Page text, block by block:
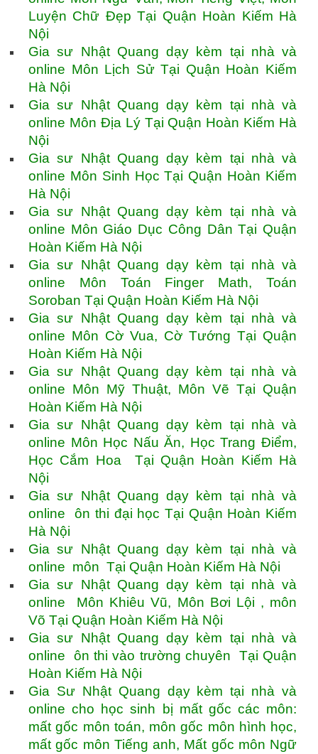
Luyện Chữ Đẹp Tại Quận Hoàn Kiếm Hà
Nội
Gia sư Nhật Quang dạy kèm tại nhà và
online Môn Lịch Sử Tại Quận Hoàn Kiếm
Hà Nội
Gia sư Nhật Quang dạy kèm tại nhà và
online Môn Địa Lý Tại Quận Hoàn Kiếm Hà
Nội
Gia sư Nhật Quang dạy kèm tại nhà và
online Môn Sinh Học Tại Quận Hoàn Kiếm
Hà Nội
Gia sư Nhật Quang dạy kèm tại nhà và
online Môn Giáo Dục Công Dân Tại Quận
Hoàn Kiếm Hà Nội
Gia sư Nhật Quang dạy kèm tại nhà và
online Môn Toán Finger Math, Toán
Soroban Tại Quận Hoàn Kiếm Hà Nội
Gia sư Nhật Quang dạy kèm tại nhà và
online Môn Cờ Vua, Cờ Tướng Tại Quận
Hoàn Kiếm Hà Nội
Gia sư Nhật Quang dạy kèm tại nhà và
online Môn Mỹ Thuật, Môn Vẽ Tại Quận
Hoàn Kiếm Hà Nội
Gia sư Nhật Quang dạy kèm tại nhà và
online Môn Học Nấu Ăn, Học Trang Điểm,
Học Cắm Hoa Tại Quận Hoàn Kiếm Hà
Nội
Gia sư Nhật Quang dạy kèm tại nhà và
online ôn thi đại học Tại Quận Hoàn Kiếm
Hà Nội
Gia sư Nhật Quang dạy kèm tại nhà và
online môn Tại Quận Hoàn Kiếm Hà Nội
Gia sư Nhật Quang dạy kèm tại nhà và
online Môn Khiêu Vũ, Môn Bơi Lội , môn
Võ Tại Quận Hoàn Kiếm Hà Nội
Gia sư Nhật Quang dạy kèm tại nhà và
online ôn thi vào trường chuyên Tại Quận
Hoàn Kiếm Hà Nội
Gia Sư Nhật Quang dạy kèm tại nhà và
online cho học sinh bị mất gốc các môn:
mất gốc môn toán, môn gốc môn hình học,
mất gốc môn Tiếng anh, Mất gốc môn Ngữ